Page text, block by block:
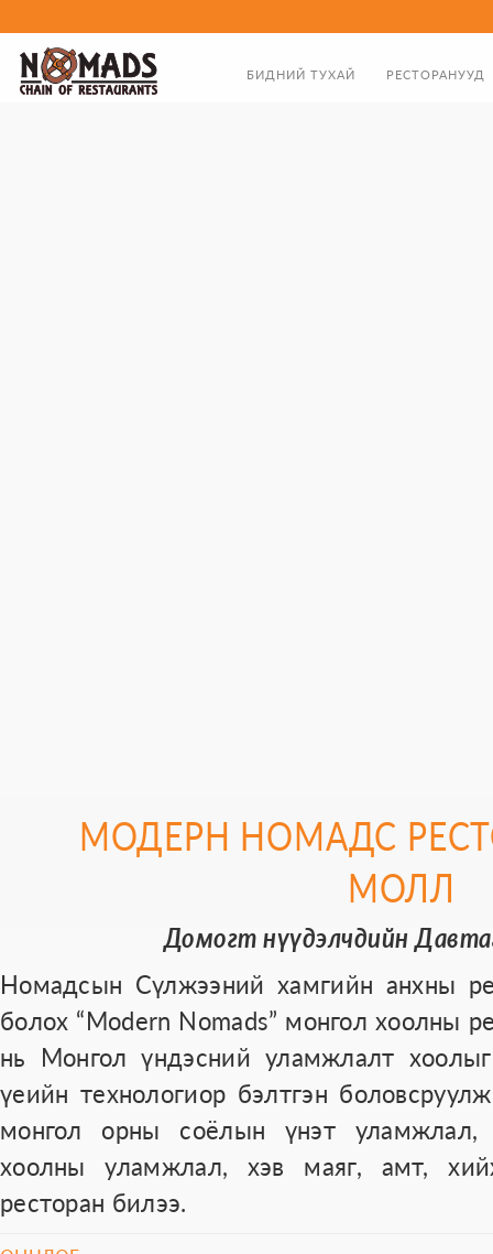
РЕСТОРАНУУД
БИДНИЙ ТУХАЙ
МОДЕРН НОМАДС
МОЛЛ
Домогт нүүдэлчдийн
Номадсын Сүлжээний хамгийн анхны
болох “Modern Nomads” монгол хоолны
нь Монгол үндэсний уламжлалт
үеийн технологиор бэлтгэн
монгол орны соёлын үнэт уламжлал,
хоолны уламжлал, хэв маяг, амт,
ресторан билээ.